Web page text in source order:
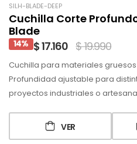
SILH-BLADE-DEEP
Cuchilla Corte
Blade
14% $ 17.160 $ 19.990
Cuchilla para materiales
Profundidad ajustable para
proyectos industriales o
VER